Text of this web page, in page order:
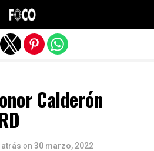
Calderón
on 30 marzo, 2022
la versión móvil